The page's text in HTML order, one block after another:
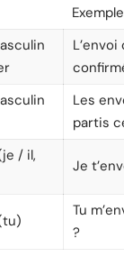
Exemple
Les
partis
/ il,
Je
Tu
?